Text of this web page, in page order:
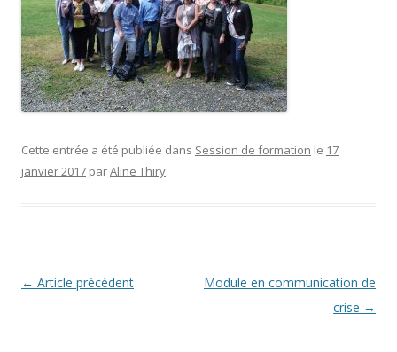
Cette entrée a été publiée dans Session de formation le 17
janvier 2017 parAline Thiry.
Navigation
← Article précédent
Module en communication de
crise →